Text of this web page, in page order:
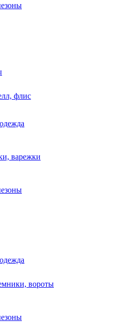
флис
варежки
вороты